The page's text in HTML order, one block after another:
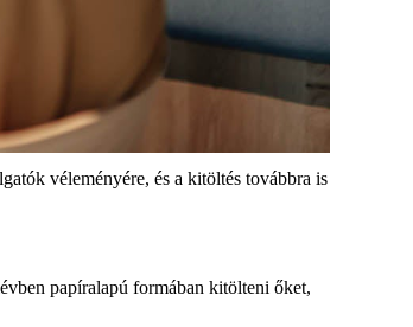
véleményére, és a kitöltés továbbra is
papíralapú formában kitölteni őket,